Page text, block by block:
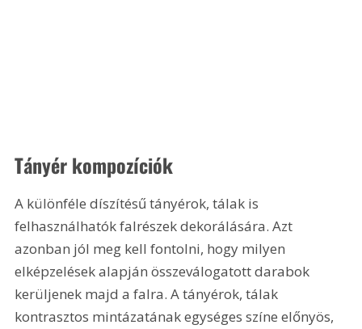
Tányér kompozíciók
A különféle díszítésű tányérok, tálak is
felhasználhatók falrészek dekorálására. Azt
azonban jól meg kell fontolni, hogy milyen
elképzelések alapján összeválogatott darabok
kerüljenek majd a falra. A tányérok, tálak
kontrasztos mintázatának egységes színe előnyös,